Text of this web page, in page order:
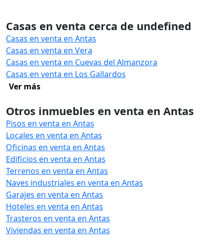
Casas en venta cerca de undefined
Casas en venta en Antas
Casas en venta en Vera
Casas en venta en Cuevas del Almanzora
Casas en venta en Los Gallardos
Ver más
Otros inmuebles en venta en Antas
Pisos en venta en Antas
Locales en venta en Antas
Oficinas en venta en Antas
Edificios en venta en Antas
Terrenos en venta en Antas
Naves industriales en venta en Antas
Garajes en venta en Antas
Hoteles en venta en Antas
Trasteros en venta en Antas
Viviendas en venta en Antas